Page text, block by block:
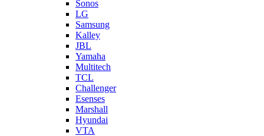
Sonos
LG
Samsung
Kalley
JBL
Yamaha
Multitech
TCL
Challenger
Esenses
Marshall
Hyundai
VTA